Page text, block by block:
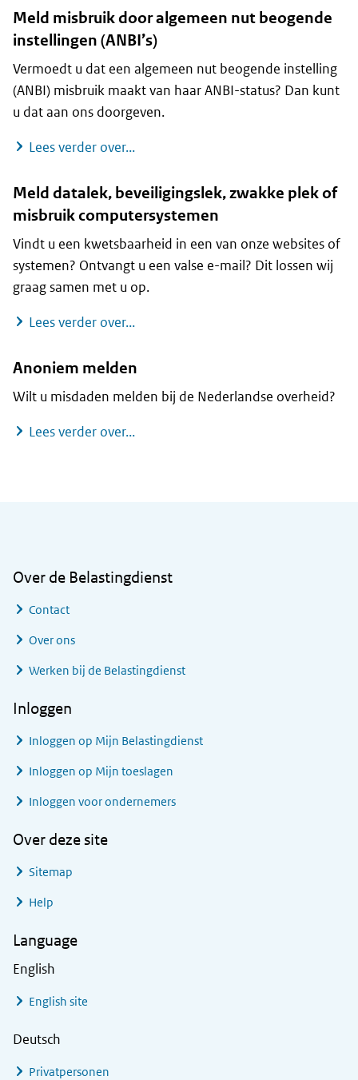
Meld misbruik door algemeen nut beogende
instellingen (ANBI’s)
Vermoedt u dat een algemeen nut beogende instelling
(ANBI) misbruik maakt van haar ANBI-status? Dan kunt
u dat aan ons doorgeven.
Lees verder over...Meld misbruik door algemeen nut
Meld datalek, beveiligingslek, zwakke plek of
misbruik computersystemen
Vindt u een kwetsbaarheid in een van onze websites of
systemen? Ontvangt u een valse e-mail? Dit lossen wij
graag samen met u op.
Lees verder over...Meld datalek, beveiligingslek,
Anoniem melden
Wilt u misdaden melden bij de Nederlandse overheid?
Lees verder over...Anoniem melden
Over de Belastingdienst
Contact
Over ons
Werken bij de Belastingdienst
Inloggen
Inloggen op Mijn Belastingdienst
Inloggen op Mijn toeslagen
Inloggen voor ondernemers
Over deze site
Sitemap
Help
Language
English
English site
Deutsch
Privatpersonen